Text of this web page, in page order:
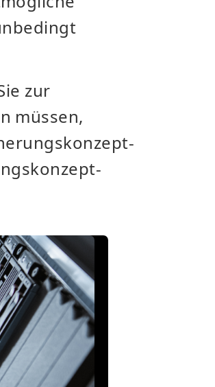
zur
müssen,